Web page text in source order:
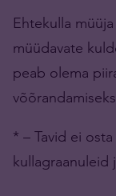
Ehtekulla
müüdavate
peab olema
* – Tavid ei
kullagraanuleid